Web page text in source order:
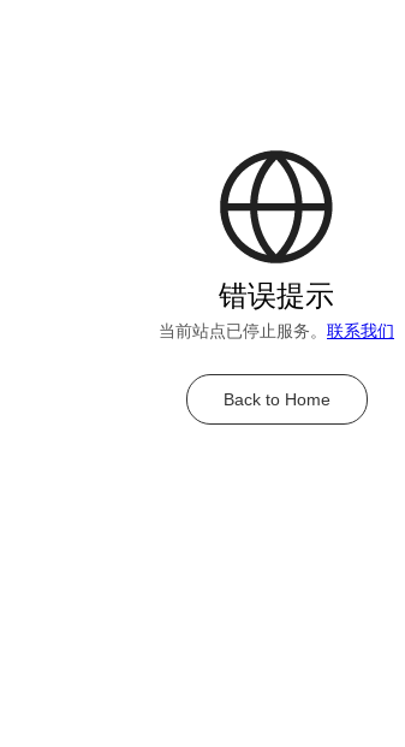
错误提示
当前站点已停止服务。 联系我们
Back to Home